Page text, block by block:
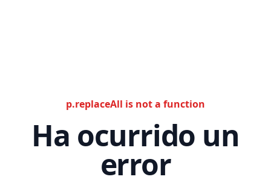
p.replaceAll is not a function
Ha ocurrido un
error